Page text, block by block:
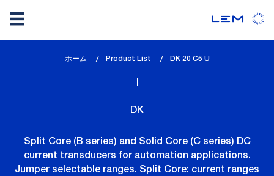
ホーム Product List
lem_current_page
DK 20 C5 U
DK
Split Core (B series) and Solid Core (C series) DC
current transducers for automation applications.
Jumper selectable ranges. Split Core: current ranges